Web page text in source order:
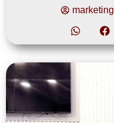
marketing